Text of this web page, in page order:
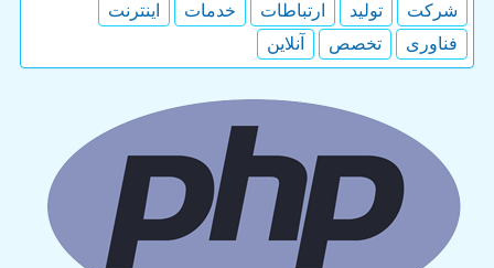
شركت تولید ارتباطات خدمات
اینترنت
فناوری
تخصص آنلاین